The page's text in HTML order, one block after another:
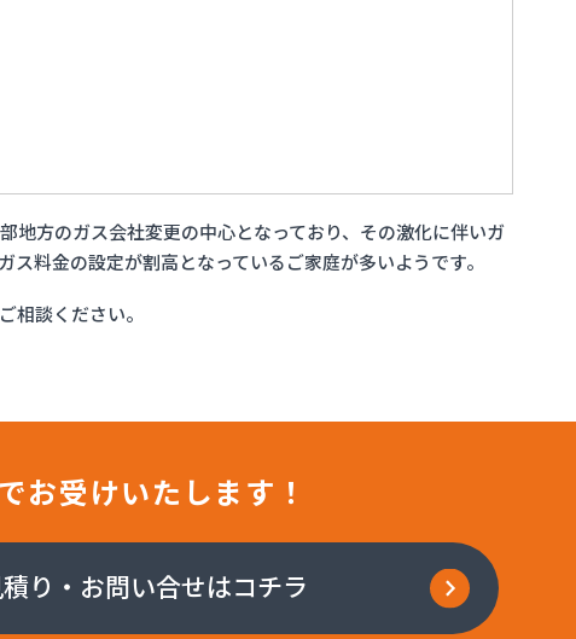
地方のガス会社変更の中心となっており、その激化に伴いガ
料金の設定が割高となっているご家庭が多いようです。
相談ください。
でお受けいたします！
り・お問い合せはコチラ